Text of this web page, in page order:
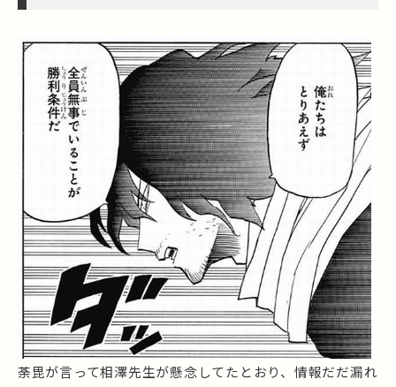
荼毘が言って相澤先生が懸念してたとおり、情報だだ漏れ